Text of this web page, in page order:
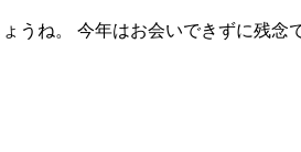
うね。 今年はお会いできずに残念